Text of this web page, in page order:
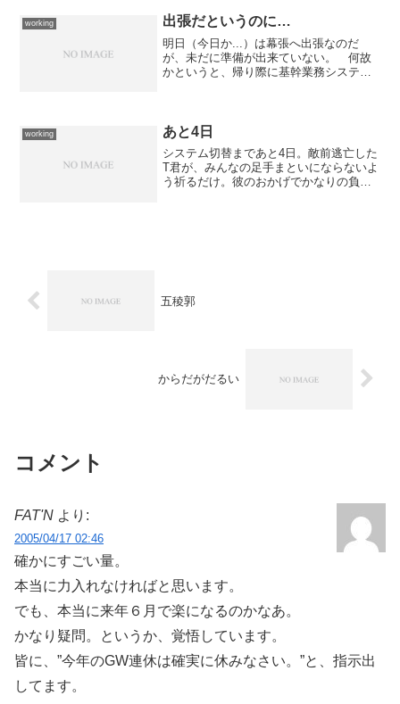
導入設定をしただけなの...
working 出張だというのに…
明日（今日か...）は幕張へ出張なのだ
が、未だに準備が出来ていない。 何故
かというと、帰り際に基幹業務システム
まったからなのであ...
working あと4日
システム切替まであと4日。敵前逃亡した
T君が、みんなの足手まといにならないよ
う祈るだけ。彼のおかげでかなりの負担
五稜郭
からだがだるい
コメント
FAT'N より:
2005/04/17 02:46
確かにすごい量。
本当に力入れなければと思います。
でも、本当に来年６月で楽になるのかなあ。
かなり疑問。というか、覚悟しています。
皆に、”今年のGW連休は確実に休みなさい。”と、指示出
してます。